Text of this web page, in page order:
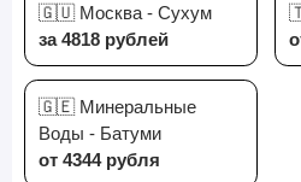
🇬🇺 Москва - Сухум
за 4818 рублей
🇬🇪 Минеральные
Воды - Батуми
от 4344 рубля